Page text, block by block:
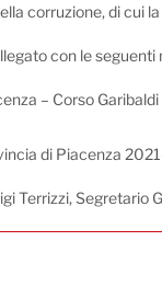
corruzione, di cui
con le seguenti
– Corso
di Piacenza
Terrizzi, Segretario